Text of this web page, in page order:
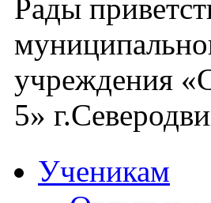
Рады
учреждения
5»
Ученикам